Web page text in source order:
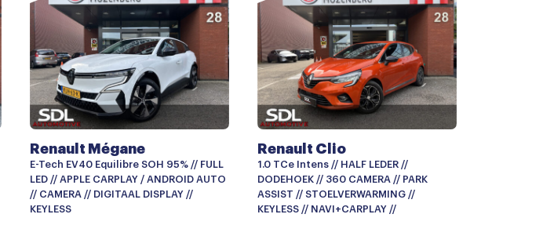
Dakspoiler
Elektronische remkrachtverdeling
keyless entry
LED achterlichten
Lichtmetalen velgen 5-spaaks 18"
Mistlampen voor
Achteruitrijcamera
Apple carplay
Renault Mégane
E-Tech EV40 Equilibre SOH 95% // FULL
LED // APPLE CARPLAY / ANDROID AUTO
// CAMERA // DIGITAAL DISPLAY //
KEYLESS
Renault Clio
1.0 TCe Intens // HALF LEDER //
DODEHOEK // 360 CAMERA // PARK
ASSIST // STOELVERWARMING //
KEYLESS // NAVI+CARPLAY //